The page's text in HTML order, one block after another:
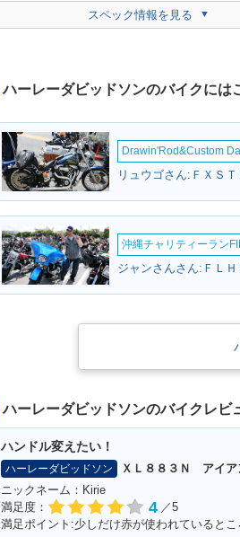
スペック情報を見る
ハーレーダビッドソンのバイクには
Drawin'Rod&Custom
沖縄チャリティーラン
ハーレーダビッドソンのバイクレビ
ハンドル変えたい！
ハーレーダビッドソン
ＸＬ８８３Ｎ アイア
ニックネーム：Kirie
満足度：
4 ／5
満足ポイント:少しだけ赤が使われているとこ